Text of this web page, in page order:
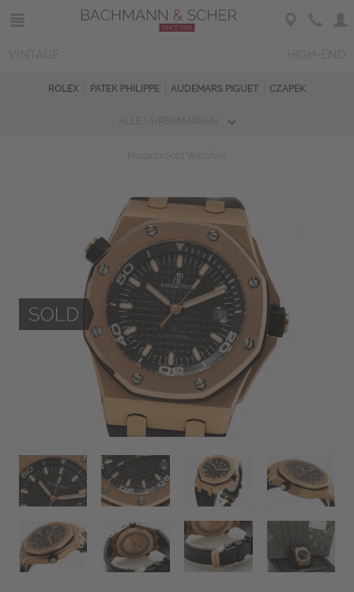
ROLEX PATEK PHILIPPE AUDEMARS PIGUET CZAPEK